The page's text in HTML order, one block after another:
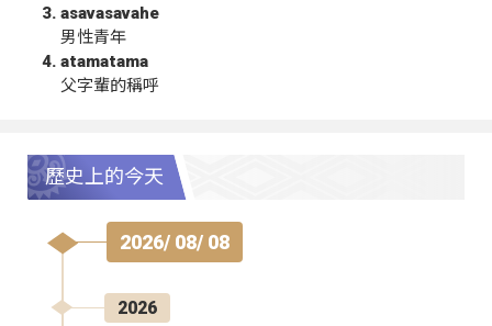
asavasavahe
男性青年
atamatama
父字輩的稱呼
歷史上的今天
2026/ 08/ 08
2026